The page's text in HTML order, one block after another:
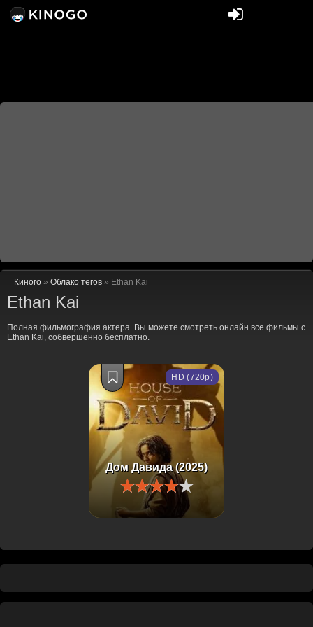
Киного » Облако тегов » Ethan Kai
Ethan Kai
Полная фильмография актера. Вы можете смотреть онлайн все фильмы с
Ethan Kai, собвершенно бесплатно.
Дом Давида (2025)
HD (720p)